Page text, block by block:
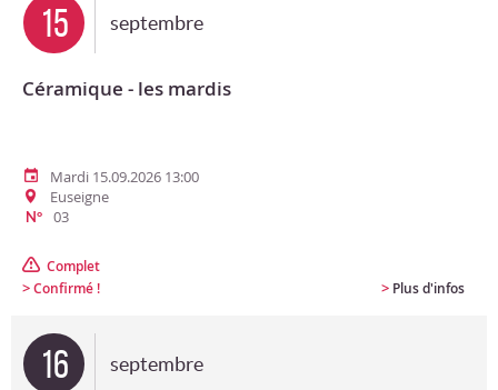
15 septembre
Céramique - les mardis
Mardi 15.09.2026 13:00
Euseigne
N° 03
Complet
>Confirmé ! > Plus d'infos
16 septembre